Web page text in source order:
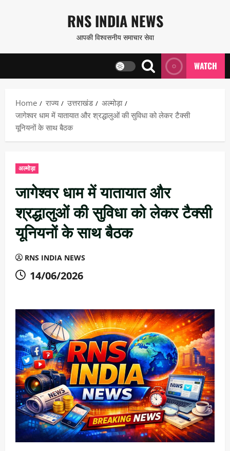
content
RNS INDIA NEWS
आपकी विश्वसनीय समाचार सेवा
WATCH
Home राज्य उत्तराखंड
अल्मोड़ा
जागेश्वर धाम में यातायात और श्रद्धालुओं की सुविधा को लेकर टैक्सी
यूनियनों के साथ बैठक
अल्मोड़ा
जागेश्वर धाम में यातायात और
श्रद्धालुओं की सुविधा को लेकर टैक्सी
यूनियनों के साथ बैठक
RNS INDIA NEWS
14/06/2026